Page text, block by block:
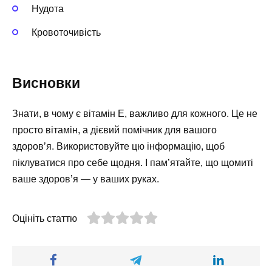
Нудота
Кровоточивість
Висновки
Знати, в чому є вітамін Е, важливо для кожного. Це не
просто вітамін, а дієвий помічник для вашого
здоров’я. Використовуйте цю інформацію, щоб
піклуватися про себе щодня. І пам’ятайте, що щомиті
ваше здоров’я — у ваших руках.
Оцініть статтю